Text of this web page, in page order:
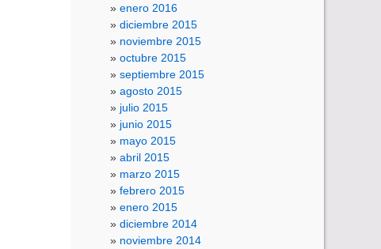
enero 2016
diciembre 2015
noviembre 2015
octubre 2015
septiembre 2015
agosto 2015
julio 2015
junio 2015
mayo 2015
abril 2015
marzo 2015
febrero 2015
enero 2015
diciembre 2014
noviembre 2014